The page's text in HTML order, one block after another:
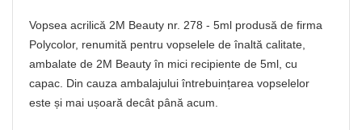
Vopsea acrilică 2M Beauty nr. 278 - 5ml produsă de firma
Polycolor, renumită pentru vopselele de înaltă calitate,
ambalate de 2M Beauty în mici recipiente de 5ml, cu
capac. Din cauza ambalajului întrebuințarea vopselelor
este și mai ușoară decât până acum.